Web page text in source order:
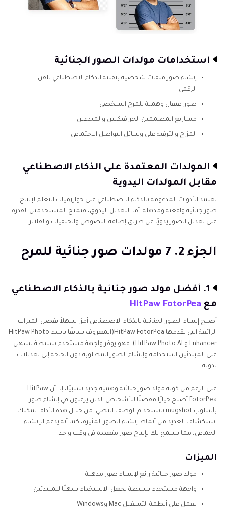
استخدامات مولدات الصور الجنائية
إنشاء صور ملفات شخصية بتقنية الذكاء الاصطناعي للفن
الرقمي
صور اعتقال وهمية للمرح الشخصي
مشاريع المصممين الجرافيكيين والمبدعين
المزاح والترفيه على وسائل التواصل الاجتماعي
المولدات المعتمدة على الذكاء الاصطناعي
مقابل المولدات اليدوية
تعتمد الأدوات المدعومة بالذكاء الاصطناعي على خوارزميات التعلم لإنتاج
صور جنائية واقعية ومذهلة. أما التعديل اليدوي، فيمنح المستخدمين القدرة
على تعديل الصور يدويًا عن طريق إضافة النصوص والخلفيات والفلاتر.
الجزء 2. 7 مولدات صور جنائية للمرح
1. أفضل مولد صور جنائية بالذكاء الاصطناعي
مع HitPaw FotorPea
أصبح إنشاء الصور الجنائية بالذكاء الاصطناعي أمرًا سهلاً بفضل الميزات
الرائعة التي يقدمها HitPaw FotorPea(المعروف سابقًا باسم HitPaw Photo
Enhancer و HitPaw Photo Al). فهو يوفر واجهة مستخدم بسيطة تسهل
على المبتدئين استخدامه وإنشاء الصور المطلوبة دون الحاجة إلى تعديلات
يدوية.
على الرغم من كونه مولد صور جنائية وهمية جديد نسبيًا، إلا أن HitPaw
FotorPea أصبح خيارًا مفضلًا للأشخاص الذين يرغبون في إنشاء صور
بأسلوب mugshot باستخدام الوصف النصي. من خلال هذه الأداة، يمكنك
استكشاف العديد من أنماط إنشاء الصور المثيرة، كما أنه يدعم الإنشاء
الجماعي، مما يسمح لك بإنتاج صور متعددة في وقت واحد.
الميزات
مولد صور جنائية رائع لإنشاء صور مذهلة
واجهة مستخدم بسيطة تجعل الاستخدام سهلًا للمبتدئين
يعمل على أنظمة التشغيل Mac وWindows